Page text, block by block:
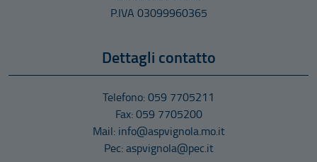
P.IVA 03099960365
Dettagli contatto
Telefono: 059 7705211
Fax: 059 7705200
Mail: info@aspvignola.mo.it
Pec: aspvignola@pec.it